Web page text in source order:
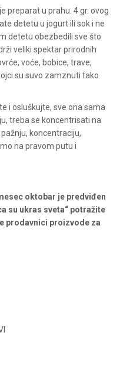
preparat u prahu. 4 gr. ovog
detetu u jogurt ili sok i ne
detetu obezbedili sve što
veliki spektar prirodnih
voće, bobice, trave,
su suvo zamznuti tako
i osluškujte, sve ona sama
treba se koncentrisati na
koncentraciju,
na pravom putu i
oktobar je predviđen
su ukras sveta“ potražite
prodavnici proizvode za